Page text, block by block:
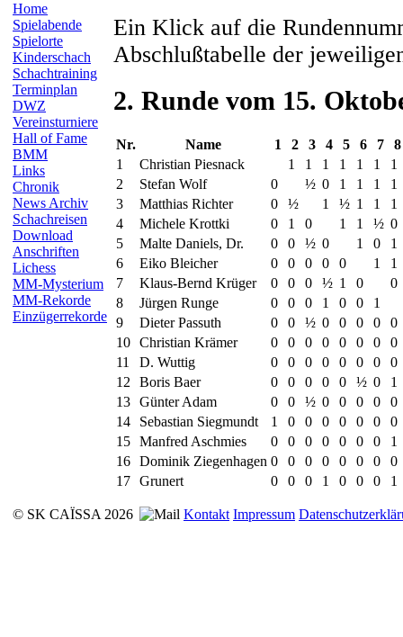
Home
Spielabende
Spielorte
Kinderschach
Schachtraining
Terminplan
DWZ
Vereinsturniere
Hall of Fame
BMM
Links
Chronik
News Archiv
Schachreisen
Download
Anschriften
Lichess
MM-Mysterium
MM-Rekorde
Einzügerrekorde
Ein Klick auf die
Abschlußtabelle der
2. Runde vom 15.
Nr. Name 1 2 3 4 5 6 7
8
1
Christian Piesnack 1 1 1 1 1 1
1
2
Stefan Wolf 0 ½ 0 1 1 1
1
3
Matthias Richter 0 ½ 1 ½ 1 1
1
4
Michele Krottki 0 1 0 1 1 ½ 0
5
Malte Daniels, Dr. 0 0 ½ 0 1 0
1
6
Eiko Bleicher 0 0 0 0 0 1
1
7
Klaus-Bernd Krüger 0 0 0 ½ 1 0
0
8
Jürgen Runge 0 0 0 1 0 0
1
9
Dieter Passuth 0 0 ½ 0 0 0 0
0
10 Christian Krämer 0 0 0 0 0 0 0
0
11
D. Wuttig 0 0 0 0 0 0 0
0
12
Boris Baer 0 0 0 0 0 ½ 0
1
13 Günter Adam 0 0 ½ 0 0 0 0
0
14
Sebastian Siegmundt 1 0 0 0 0 0 0
0
15 Manfred Aschmies 0 0 0 0 0 0 0
1
16 Dominik Ziegenhagen 0 0 0 0 0 0 0
0
17 Grunert 0 0 0 1 0 0 0 1
© SK CAÏSSA 2026 Kontakt Impressum